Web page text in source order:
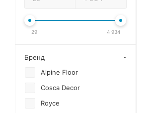
29 4 934
Бренд
Alpine Floor
Cosca Decor
Royce